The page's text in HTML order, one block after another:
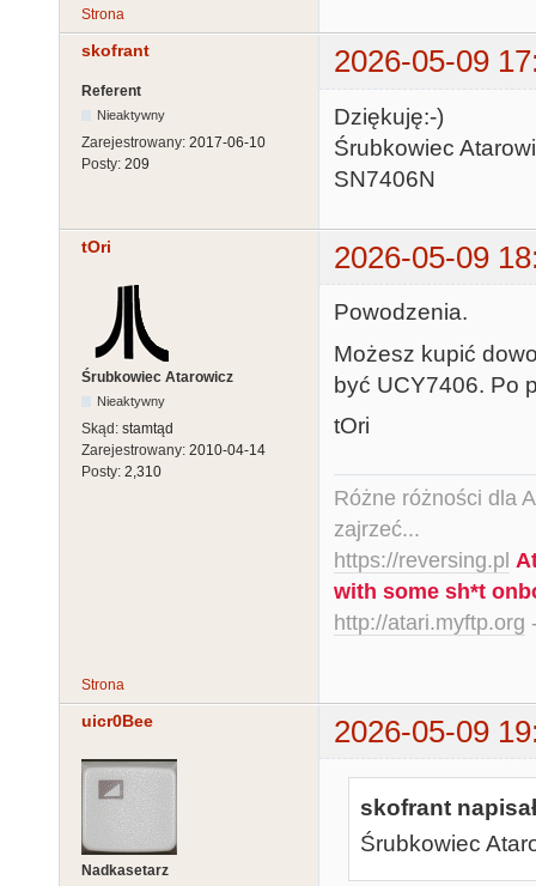
Strona
skofrant 2026-05-09
Referent
Nieaktywny
Zarejestrowany: 2017-06-10
Posty: 209
Dziękuję:-)
Śrubkowiec
SN7406N
tOri 2026-05-09
Śrubkowiec Atarowicz
Nieaktywny
Skąd: stamtąd
Zarejestrowany: 2010-04-14
Posty: 2,310
Powodzenia.
Możesz kupić
być UCY7406. Po
tOri
Różne różności dla
zajrzeć...
https://reversing.pl
with some sh*t
http://atari.myftp.org
Strona
uicr0Bee 2026-05-09
Nadkasetarz
skofrant
Śrubkowiec